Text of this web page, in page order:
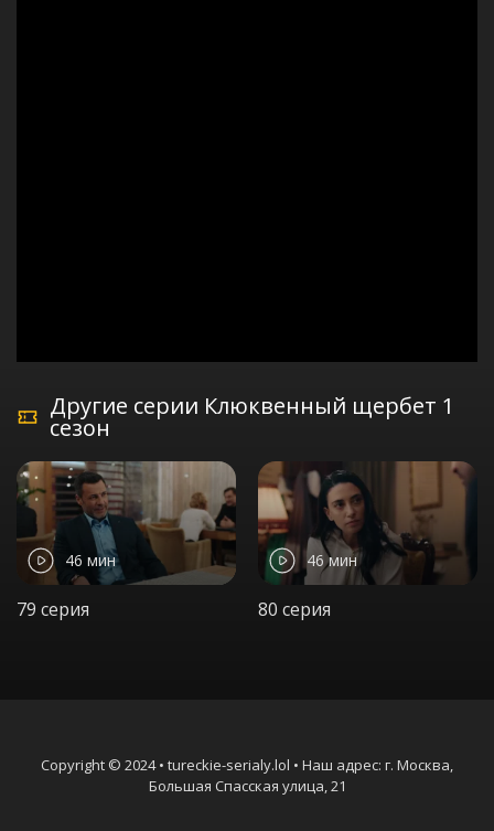
Другие серии Клюквенный щербет 1
сезон
46 мин
79 серия
46 мин
80 серия
Copyright © 2024 • tureckie-serialy.lol • Наш адрес: г. Москва,
Большая Спасская улица, 21